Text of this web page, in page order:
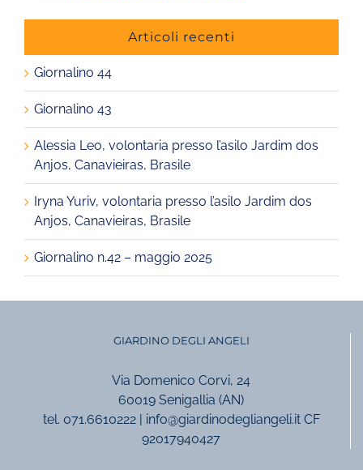
Articoli recenti
Giornalino 44
Giornalino 43
Alessia Leo, volontaria presso l’asilo Jardim dos
Anjos, Canavieiras, Brasile
Iryna Yuriv, volontaria presso l’asilo Jardim dos
Anjos, Canavieiras, Brasile
Giornalino n.42 – maggio 2025
GIARDINO DEGLI ANGELI
Via Domenico Corvi, 24
60019 Senigallia (AN)
tel. 071.6610222 | info@giardinodegliangeli.it CF
92017940427